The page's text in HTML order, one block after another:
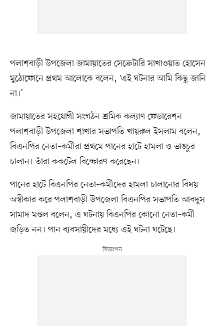
পলাশবাড়ী উপজেলা জামায়াতের সেক্রেটারি সাখাওয়াত হোসেন
মুঠোফোনে প্রথম আলোকে বলেন, ‘এই ঘটনার আমি কিছু জানি
না।’
জামায়াতের সহযোগী সংগঠন শ্রমিক কল্যাণ ফেডারেশন
পলাশবাড়ী উপজেলা শাখার সভাপতি খায়রুল ইসলাম বলেন,
বিএনপির নেতা–কর্মীরা প্রথমে পানের হাটে হামলা ও ভাঙচুর
চালান। তাঁরা ককটেল বিস্ফোরণ করেছেন।
পানের হাটে বিএনপির নেতা–কর্মীদের হামলা চালানোর বিষয়
অস্বীকার করে পলাশবাড়ী উপজেলা বিএনপির সভাপতি আবদুস
সামাদ মণ্ডল বলেন, এ ঘটনায় বিএনপির কোনো নেতা–কর্মী
জড়িত নন। পান ব্যবসায়ীদের মধ্যে এই ঘটনা ঘটেছে।